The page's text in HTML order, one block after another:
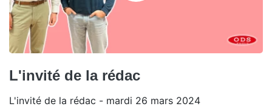
L'invité de la rédac
L'invité de la rédac - mardi 26 mars 2024